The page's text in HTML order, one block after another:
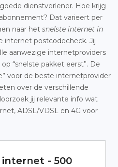
dienstverlener. Hoe krijg
Dat varieert per
naar het snelste internet in
internet postcodecheck. Jij
aanwezige internetproviders
“snelste pakket eerst”. De
voor de beste internetprovider
over de verschillende
jij relevante info wat
ADSL/VDSL en 4G voor
internet - 500